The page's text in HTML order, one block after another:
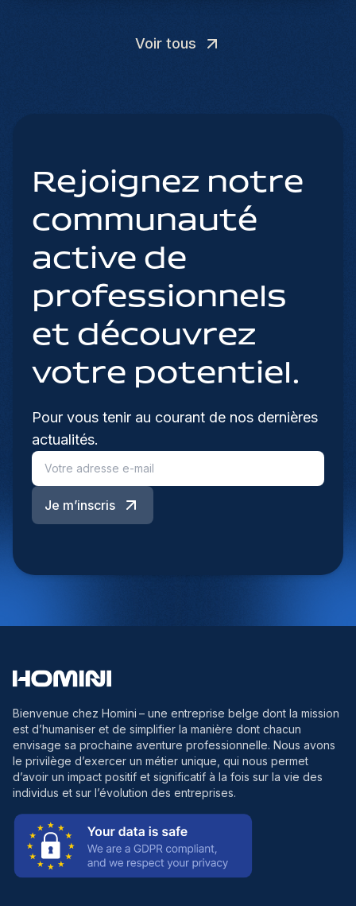
Voir tous
Rejoignez notre
communauté
active de
professionnels
et découvrez
votre potentiel.
Pour vous tenir au courant de nos dernières
actualités.
Je m’inscris
Bienvenue chez Homini – une entreprise belge dont la mission
est d’humaniser et de simplifier la manière dont chacun
envisage sa prochaine aventure professionnelle. Nous avons
le privilège d’exercer un métier unique, qui nous permet
d’avoir un impact positif et significatif à la fois sur la vie des
individus et sur l’évolution des entreprises.